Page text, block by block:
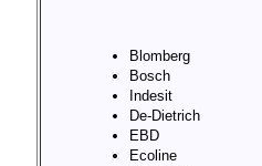
Blomberg
Bosch
Indesit
De-Dietrich
EBD
Ecoline